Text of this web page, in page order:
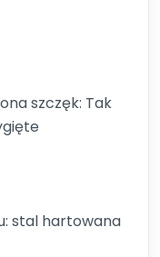
szczęk: Tak
stal hartowana